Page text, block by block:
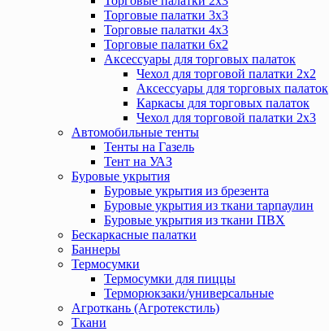
Торговые палатки 3х3
Торговые палатки 4х3
Торговые палатки 6х2
Аксессуары для торговых палаток
Чехол для торговой палатки 2х2
Аксессуары для торговых палаток
Каркасы для торговых палаток
Чехол для торговой палатки 2х3
Автомобильные тенты
Тенты на Газель
Тент на УАЗ
Буровые укрытия
Буровые укрытия из брезента
Буровые укрытия из ткани тарпаулин
Буровые укрытия из ткани ПВХ
Бескаркасные палатки
Баннеры
Термосумки
Термосумки для пиццы
Терморюкзаки/универсальные
Агроткань (Агротекстиль)
Ткани